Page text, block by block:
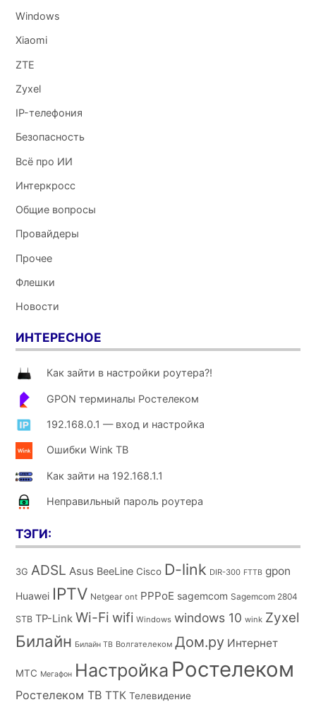
Windows
Xiaomi
ZTE
Zyxel
IP-телефония
Безопасность
Всё про ИИ
Интеркросс
Общие вопросы
Провайдеры
Прочее
Флешки
Новости
ИНТЕРЕСНОЕ
Как зайти в настройки роутера?!
GPON терминалы Ростелеком
192.168.0.1 — вход и настройка
Ошибки Wink ТВ
Как зайти на 192.168.1.1
Неправильный пароль роутера
ТЭГИ:
3G ADSL Asus BeeLine Cisco D-link DIR-300 FTTB gpon
Huawei IPTV Netgear ont PPPoE sagemcom Sagemcom 2804
STB TP-Link Wi-Fi wifi Windows windows 10 wink Zyxel
Билайн Билайн ТВ Волгателеком Дом.ру Интернет
МТС Мегафон Настройка Ростелеком
Ростелеком ТВ ТТК Телевидение